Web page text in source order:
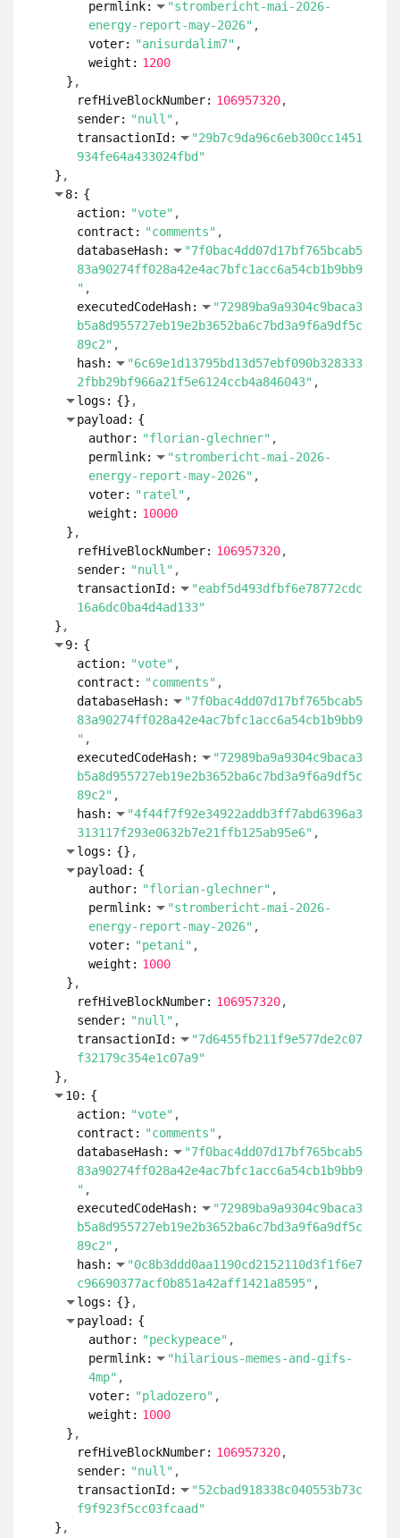
sender: "null"
transactionId:
"93e52f9004ac69a06ef7f78
b0cd501ced5e2b09a"
6:
action: "vote"
contract: "comments"
databaseHash:
"7f0bac4dd07d17bf765bcab5
83a90274ff028a42e4ac7bfc1acc6a54cb1b9bb9
executedCodeHash:
b5a8d955727eb19e2b3652ba6c7bd3a9f6a9df5c
89c2"
hash:
"634d9b29de01b66aa6d831f3f07fe721
4d6342de69d5374fbb44a8ceaa12e9db"
logs:
payload: {
author: "florian-glechner"
permlink:
energy-report-may-2026"
voter: "liberlandpress"
weight:
}
refHiveBlockNumber: 106957320
sender: "null"
transactionId:
"5d3690151b074557d63f8d6
4c5872dde593df0c0"
7:
action: "vote"
contract: "comments"
databaseHash:
"7f0bac4dd07d17bf765bcab5
83a90274ff028a42e4ac7bfc1acc6a54cb1b9bb9
executedCodeHash:
b5a8d955727eb19e2b3652ba6c7bd3a9f6a9df5c
89c2"
hash:
"17bc07d204514362e1677e1749421a73
0b2d46fca64425c60b043ccb65b31ffc"
logs:
payload: {
author: "florian-glechner"
permlink:
energy-report-may-2026"
voter: "anisurdalim7"
weight:
}
refHiveBlockNumber: 106957320
sender: "null"
transactionId:
"29b7c9da96c6eb300cc1451
934fe64a433024fbd"
8:
action: "vote"
contract: "comments"
databaseHash:
"7f0bac4dd07d17bf765bcab5
83a90274ff028a42e4ac7bfc1acc6a54cb1b9bb9
executedCodeHash:
b5a8d955727eb19e2b3652ba6c7bd3a9f6a9df5c
89c2"
hash:
"6c69e1d13795bd13d57ebf090b328333
2fbb29bf966a21f5e6124ccb4a846043"
logs:
payload: {
author: "florian-glechner"
permlink:
energy-report-may-2026"
voter: "ratel"
weight:
}
refHiveBlockNumber: 106957320
sender: "null"
transactionId:
16a6dc0ba4d4ad133"
9:
action: "vote"
contract: "comments"
databaseHash:
"7f0bac4dd07d17bf765bcab5
83a90274ff028a42e4ac7bfc1acc6a54cb1b9bb9